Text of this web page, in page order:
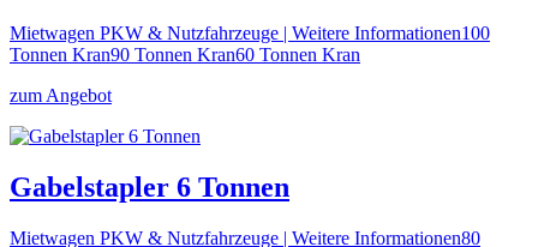
Mietwagen PKW & Nutzfahrzeuge | Weitere Informationen100
Tonnen Kran90 Tonnen Kran60 Tonnen Kran
zum Angebot
Gabelstapler 6 Tonnen
Mietwagen PKW & Nutzfahrzeuge | Weitere Informationen80